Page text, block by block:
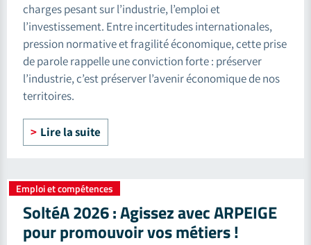
charges pesant sur l’industrie, l’emploi et
l’investissement. Entre incertitudes internationales,
pression normative et fragilité économique, cette prise
de parole rappelle une conviction forte : préserver
l’industrie, c’est préserver l’avenir économique de nos
territoires.
Lire la suite
Emploi et compétences
SoltéA 2026 : Agissez avec ARPEIGE
pour promouvoir vos métiers !